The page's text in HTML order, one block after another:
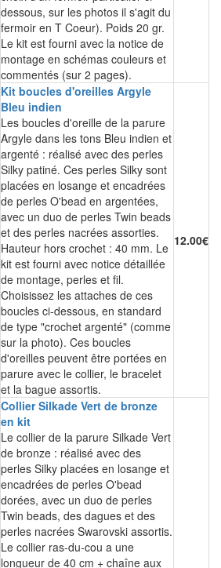
dessous, sur les photos il s'agit du
fermoir en T Coeur). Poids 20 gr.
Le kit est fourni avec la notice de
montage en schémas couleurs et
commentés (sur 2 pages).
Kit boucles d'oreilles Argyle
Bleu indien
Les boucles d'oreille de la parure
Argyle dans les tons Bleu indien et
argenté : réalisé avec des perles
Silky patiné. Ces perles Silky sont
placées en losange et encadrées
de perles O'bead en argentées,
avec un duo de perles Twin beads
et des perles nacrées assorties.
Hauteur hors crochet : 40 mm. Le
kit est fourni avec notice détaillée
de montage, perles et fil.
Choisissez les attaches de ces
boucles ci-dessous, en standard
de type "crochet argenté" (comme
sur la photo). Ces boucles
d'oreilles peuvent être portées en
parure avec le collier, le bracelet
et la bague assortis.
12.00€
Collier Silkade Vert de bronze
en kit
Le collier de la parure Silkade Vert
de bronze : réalisé avec des
perles Silky placées en losange et
encadrées de perles O'bead
dorées, avec un duo de perles
Twin beads, des dagues et des
perles nacrées Swarovski assortis.
Le collier ras-du-cou a une
longueur de 40 cm + chaîne aux